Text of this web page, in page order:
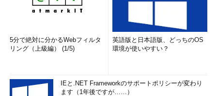
5分で絶対に分かるWebフィルタ
リング（上級編） (1/5)
英語版と日本語版、どっちのOS
環境が使いやすい？
IEと.NET Frameworkのサポートポリシーが変わり
ます（1年後ですが……）